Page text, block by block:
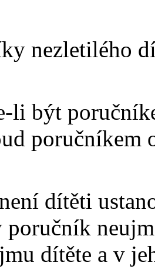
nezletilého
li být
poručníkem
dítěti
poručník
dítěte a v